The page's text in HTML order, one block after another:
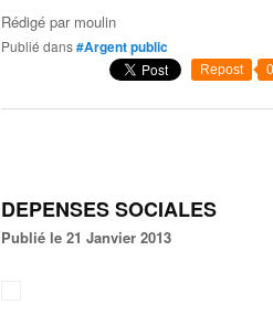
Rédigé par moulin
Publié dans#Argent public
Repost 0
DEPENSES SOCIALES
Publié le 21 Janvier 2013